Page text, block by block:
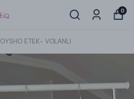
0
OYSHO ETEK- VOLANLI